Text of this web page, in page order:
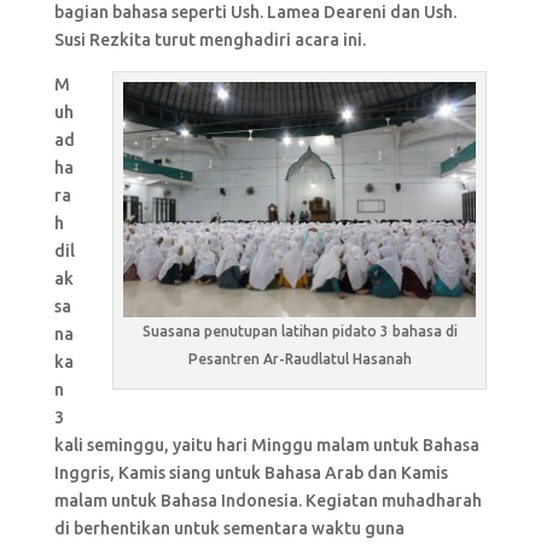
bagian bahasa seperti Ush. Lamea Deareni dan Ush.
Susi Rezkita turut menghadiri acara ini.
Suasana penutupan latihan pidato 3 bahasa di
Pesantren Ar-Raudlatul Hasanah
M
uh
ad
ha
ra
h
dil
ak
sa
na
ka
n
3
kali seminggu, yaitu hari Minggu malam untuk Bahasa
Inggris, Kamis siang untuk Bahasa Arab dan Kamis
malam untuk Bahasa Indonesia. Kegiatan muhadharah
di berhentikan untuk sementara waktu guna